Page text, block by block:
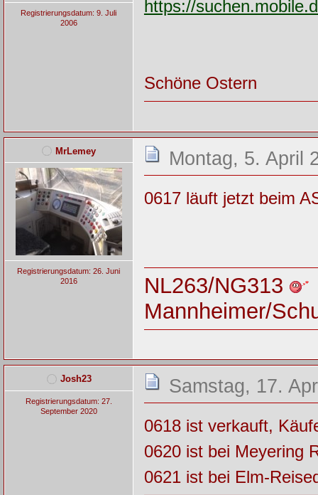
Registrierungsdatum: 9. Juli
2006
https://
Schöne Ostern
MrLemey
Registrierungsdatum: 26. Juni
2016
Montag, 5. April
0617 läuft jetzt beim
NL263/NG313
Mannheimer/
Josh23
Registrierungsdatum: 27.
September 2020
Samstag, 17.
0618 ist verkauft,
0620 ist bei Meyering
0621 ist bei Elm-